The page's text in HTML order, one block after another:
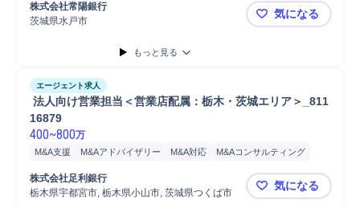
株式会社常陽銀行
茨城県水戸市
【水戸市_
気になる
もっと見る
エージェント求人
法人向け営業担当＜営業店配属：栃木・茨城エリア＞_811
16879
400~800万
M&A支援 M&Aアドバイザリー M&A対応
M&Aコンサルティング
ローン/融資
IPO
事業計画 事業承継 法人営業
コンサルティング業務
株式会社足利銀行
栃木県宇都宮市, 栃木県小山市, 茨城県つくば市
法人向け営
気になる